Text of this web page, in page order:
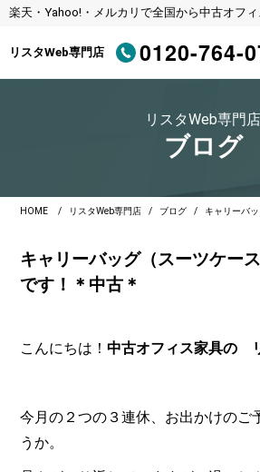
楽天・Yahoo!・メルカリで全国から中古オフ
リスタWeb専門店 0120-764-
リスタWeb専門店
ブログ
HOME リスタWeb専門店 ブログ キャリーバッグ
キャリーバッグ（スーツケー
です！＊中古＊
こんにちは！中古オフィス家具の
今月の２つの３連休、お出かけのご
うか。